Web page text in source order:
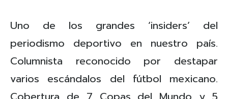
Uno de los grandes ‘insiders’ del
periodismo deportivo en nuestro país.
Columnista reconocido por destapar
varios escándalos del fútbol mexicano.